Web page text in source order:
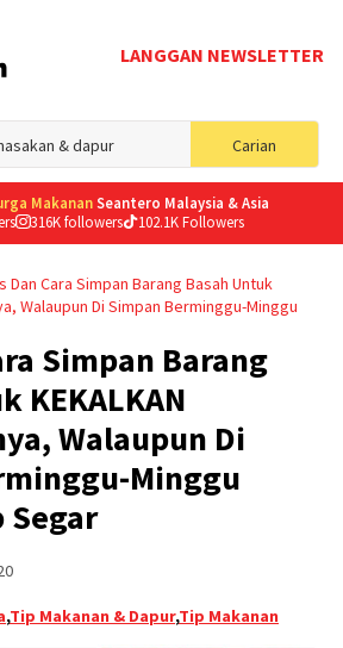
LANGGAN NEWSLETTER
Carian
for:
MakananSeantero Malaysia & Asia
316K followers 102.1K Followers
Dan Cara Simpan Barang Basah Untuk
Walaupun Di Simpan Berminggu-Minggu
Simpan Barang
KEKALKAN
Walaupun Di
Minggu
Segar
,Tip Makanan & Dapur,Tip Makanan